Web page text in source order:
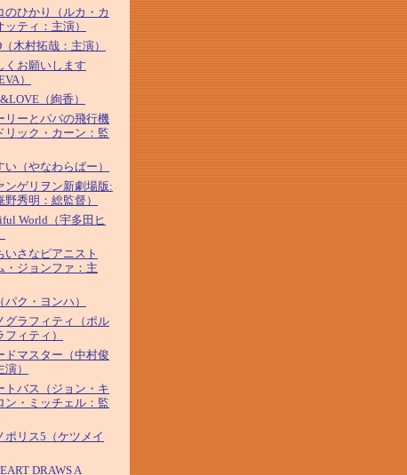
のひかり（ルカ・カ
ッティ：主演）
木村拓哉：主演）
くお願いします
）
（絢香）
リーとパパの飛行機
リック・カーン：監
い（やなわらばー）
ンゲリヲン新劇場版:
野秀明：総監督）
World（宇多田ヒ
いさなピアニスト
・ジョンファ：主
パク・ヨンハ）
グラフィティ（ポル
フィティ）
ドマスター（中村俊
）
トバス（ジョン・キ
ン・ミッチェル：監
ポリス5（ケツメイ
DRAWS A